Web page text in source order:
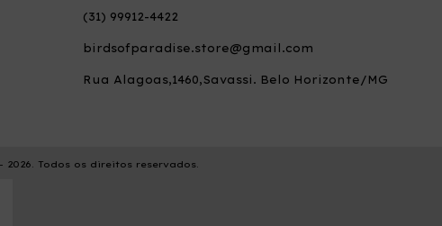
(31) 99912-4422
birdsofparadise.store@gmail.com
Rua Alagoas,1460,Savassi. Belo Horizonte/MG
Todos os direitos reservados.